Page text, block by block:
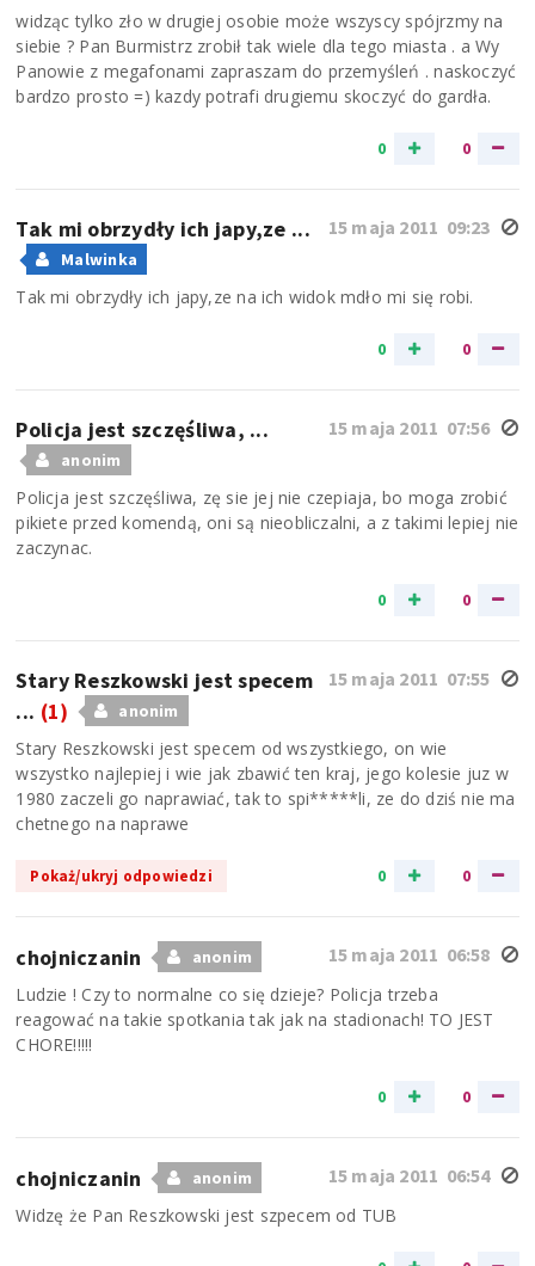
widząc tylko zło w drugiej osobie może wszyscy spójrzmy na
siebie ? Pan Burmistrz zrobił tak wiele dla tego miasta . a Wy
Panowie z megafonami zapraszam do przemyśleń . naskoczyć
bardzo prosto =) kazdy potrafi drugiemu skoczyć do gardła.
0 0
15 maja 2011 09:23
Tak mi obrzydły ich japy,ze ...
Malwinka
Tak mi obrzydły ich japy,ze na ich widok mdło mi się robi.
0 0
15 maja 2011 07:56
Policja jest szczęśliwa, ...
anonim
Policja jest szczęśliwa, zę sie jej nie czepiaja, bo moga zrobić
pikiete przed komendą, oni są nieobliczalni, a z takimi lepiej nie
zaczynac.
0 0
15 maja 2011 07:55
Stary Reszkowski jest specem
... (1) anonim
Stary Reszkowski jest specem od wszystkiego, on wie
wszystko najlepiej i wie jak zbawić ten kraj, jego kolesie juz w
1980 zaczeli go naprawiać, tak to spi*****li, ze do dziś nie ma
chetnego na naprawe
0 0
Pokaż/ukryj odpowiedzi
15 maja 2011 06:58
chojniczanin anonim
Ludzie ! Czy to normalne co się dzieje? Policja trzeba
reagować na takie spotkania tak jak na stadionach! TO JEST
CHORE!!!!!
0 0
15 maja 2011 06:54
chojniczanin anonim
Widzę że Pan Reszkowski jest szpecem od TUB